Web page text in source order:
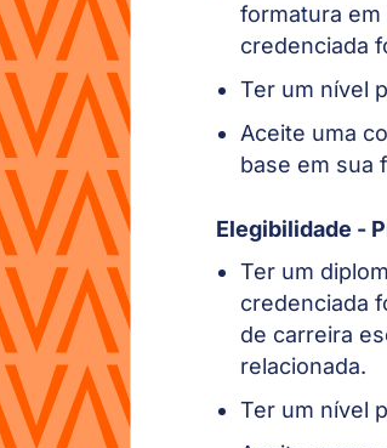
formatura
credenciada
Ter um nível
Aceite uma
base em sua
Elegibilidade -
Ter um
credenciada
de carreira
relacionada.
Ter um nível